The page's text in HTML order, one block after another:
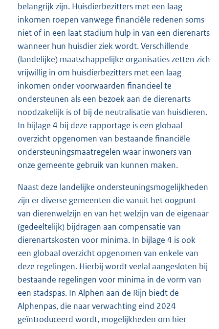
belangrijk zijn. Huisdierbezitters met een laag
inkomen roepen vanwege financiële redenen soms
niet of in een laat stadium hulp in van een dierenarts
wanneer hun huisdier ziek wordt. Verschillende
(landelijke) maatschappelijke organisaties zetten zich
vrijwillig in om huisdierbezitters met een laag
inkomen onder voorwaarden financieel te
ondersteunen als een bezoek aan de dierenarts
noodzakelijk is of bij de neutralisatie van huisdieren.
In bijlage 4 bij deze rapportage is een globaal
overzicht opgenomen van bestaande financiële
ondersteuningsmaatregelen waar inwoners van
onze gemeente gebruik van kunnen maken.
Naast deze landelijke ondersteuningsmogelijkheden
zijn er diverse gemeenten die vanuit het oogpunt
van dierenwelzijn en van het welzijn van de eigenaar
(gedeeltelijk) bijdragen aan compensatie van
dierenartskosten voor minima. In bijlage 4 is ook
een globaal overzicht opgenomen van enkele van
deze regelingen. Hierbij wordt veelal aangesloten bij
bestaande regelingen voor minima in de vorm van
een stadspas. In Alphen aan de Rijn biedt de
Alphenpas, die naar verwachting eind 2024
geïntroduceerd wordt, mogelijkheden om hier